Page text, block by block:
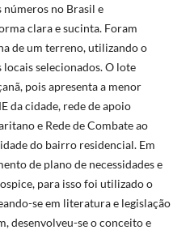
números no Brasil e
clara e sucinta. Foram
de um terreno, utilizando o
selecionados. O lote
pois apresenta a menor
da cidade, rede de apoio
e Rede de Combate ao
do bairro residencial. Em
de plano de necessidades e
para isso foi utilizado o
se em literatura e legislação
desenvolveu-se o conceito e